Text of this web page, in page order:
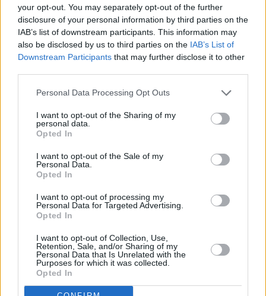
your opt-out. You may separately opt-out of the further
disclosure of your personal information by third parties on the
IAB’s list of downstream participants. This information may
also be disclosed by us to third parties on the IAB’s List of
Downstream Participants that may further disclose it to other
Personal Data Processing Opt Outs
I want to opt-out of the Sharing of my
personal data.
Opted In
I want to opt-out of the Sale of my
Personal Data.
Opted In
I want to opt-out of processing my
Personal Data for Targeted Advertising.
Opted In
I want to opt-out of Collection, Use,
Retention, Sale, and/or Sharing of my
Personal Data that Is Unrelated with the
Purposes for which it was collected.
Opted In
data non antecedente al 1° gennaio 1989), e siano in possesso di
una laurea specialistica o di una laurea magistrale o titolo
equipollente, richiesto per la specialità per la quale si concorre.
La domanda di partecipazione al concorso deve essere
presentata esclusivamente mediante la procedura telematica
disponibile sul portale attivo all’indirizzo
più complete informazioni di dettaglio – seguendo le istruzioni del
sistema automatizzato.
posta elettronica certificata (P.E.C.), dopo essersi registrati al
portale, potranno accedere, tramite la propria area riservata, al
form di compilazione della domanda di partecipazione e
concluderne la presentazione.